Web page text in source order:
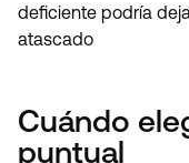
deficiente podría
atascado
Cuándo
puntual